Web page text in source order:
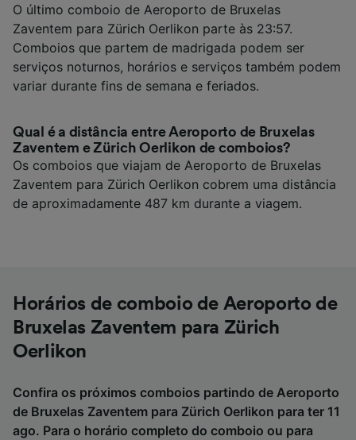
O último comboio de Aeroporto de Bruxelas
Zaventem para Zürich Oerlikon parte às 23:57.
Comboios que partem de madrigada podem ser
serviços noturnos, horários e serviços também podem
variar durante fins de semana e feriados.
Qual é a distância entre Aeroporto de Bruxelas
Zaventem e Zürich Oerlikon de comboios?
Os comboios que viajam de Aeroporto de Bruxelas
Zaventem para Zürich Oerlikon cobrem uma distância
de aproximadamente 487 km durante a viagem.
Horários de comboio de Aeroporto de
Bruxelas Zaventem para Zürich
Oerlikon
Confira os próximos comboios partindo de Aeroporto
de Bruxelas Zaventem para Zürich Oerlikon para ter 11
ago. Para o horário completo do comboio ou para